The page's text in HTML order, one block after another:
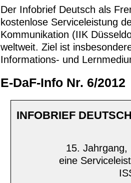
Der Infobrief Deutsch als
kostenlose Serviceleistung
Kommunikation (IIK
weltweit. Ziel ist
Informations- und
E-DaF-Info Nr. 6/2012
INFOBRIEF
15. Jahrgang,
eine